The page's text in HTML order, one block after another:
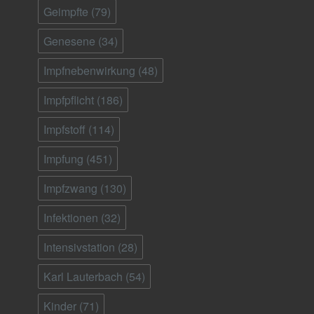
Geimpfte (79)
Genesene (34)
Impfnebenwirkung (48)
Impfpflicht (186)
Impfstoff (114)
Impfung (451)
Impfzwang (130)
Infektionen (32)
Intensivstation (28)
Karl Lauterbach (54)
Kinder (71)